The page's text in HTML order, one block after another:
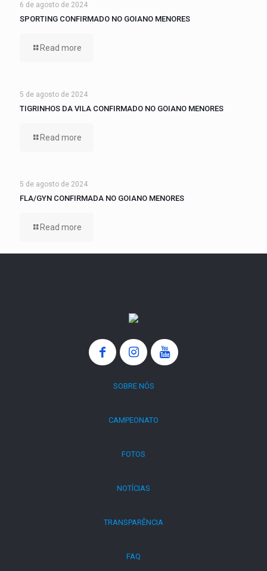
6 de agosto de 2024
SPORTING CONFIRMADO NO GOIANO MENORES
Read more
5 de agosto de 2024
TIGRINHOS DA VILA CONFIRMADO NO GOIANO MENORES
Read more
5 de agosto de 2024
FLA/GYN CONFIRMADA NO GOIANO MENORES
Read more
SOBRE NÓS
CAMPEONATO
FOTOS
NOTÍCIAS
TRANSPARÊNCIA
FAQ